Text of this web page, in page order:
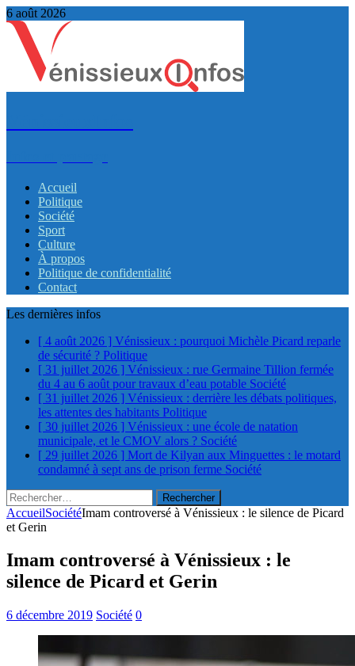
6 août 2026
Accueil
Politique
Société
Sport
Culture
À propos
Politique de confidentialité
Contact
Les dernières infos
[ 4 août 2026 ] Vénissieux : pourquoi Michèle Picard reparle
de sécurité ? Politique
[ 31 juillet 2026 ] Vénissieux : rue Germaine Tillion fermée
du 4 au 6 août pour travaux d’eau potable Société
[ 31 juillet 2026 ] Vénissieux : derrière les débats politiques,
les attentes des habitants Politique
[ 30 juillet 2026 ] Vénissieux : une école de natation
municipale, et le CMOV alors ? Société
[ 29 juillet 2026 ] Mort de Kilyan aux Minguettes : le motard
condamné à sept ans de prison ferme Société
Rechercher :
AccueilSociétéImam controversé à Vénissieux : le silence de Picard
et Gerin
Imam controversé à Vénissieux : le
silence de Picard et Gerin
6 décembre 2019 Société 0